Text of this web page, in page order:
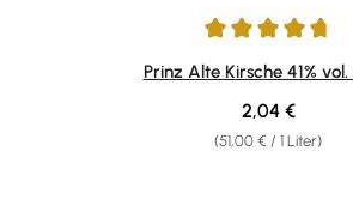
Durchschnittliche Bewertung von 4.87
Prinz Alte Kirsche 41%
(51,00 € / 1 Liter)
Regulärer
2,04 €